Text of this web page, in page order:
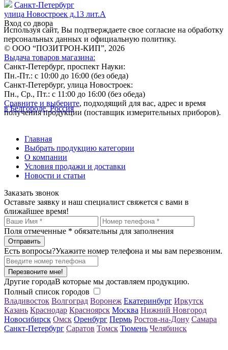
Санкт-Петербург
улица Новостроек д.13 лит.А
Вход со двора
Используя сайт, Вы подтверждаете свое согласие на обработку
персональных данных и официальную политику.
© ООО “ПОЗИТРОН-КИП”, 2026
Выдача товаров магазина:
Санкт-Петербург, проспект Науки:
Пн.-Пт.: с 10:00 до 16:00 (без обеда)
Санкт-Петербург, улица Новостроек:
Пн., Ср., Пт.: с 11:00 до 16:00 (без обеда)
Сравните и выберите, подходящий для вас, адрес и время
получения продукции (поставщик измерительных приборов).
в Белгороде, Россия
Главная
Выбрать продукцию категории
О компании
Условия продажи и доставки
Новости и статьи
Заказать звонок
Оставьте заявку и наш специалист свяжется с вами в
ближайшее время!
Поля отмеченные * обязательны для заполнения
Есть вопросы?Укажите номер телефона и мы вам перезвоним.
Перезвоните мне!
Другие городаВ которые мы доставляем продукцию.
Полный список городов
Владивосток Волгоград Воронеж Екатеринбург Иркутск
Казань Краснодар Красноярск Москва Нижний Новгород
Новосибирск Омск Оренбург Пермь Ростов-на-Дону Самара
Санкт-Петербург Саратов Томск Тюмень Челябинск